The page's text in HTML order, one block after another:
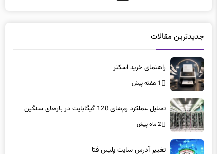
راهنمای خرید اسکنر
1 هفته پیش
2 ماه پیش
2 ماه پیش